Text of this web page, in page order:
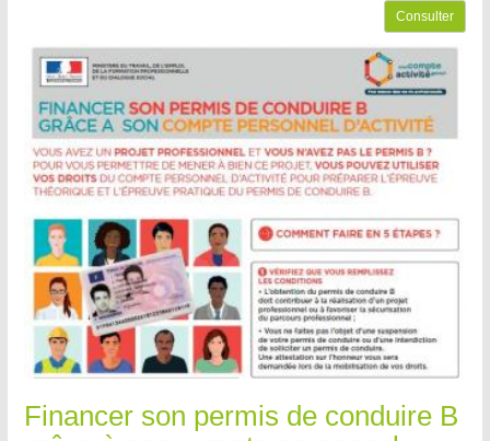
Consulter
Financer son permis de conduire B